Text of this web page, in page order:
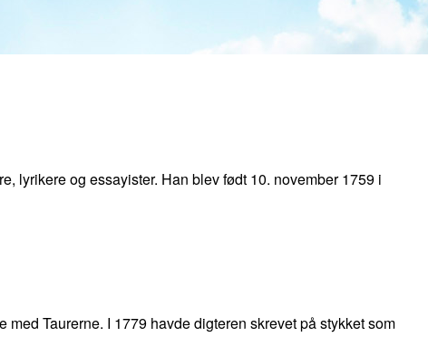
lyrikere og essayister. Han blev født 10. november 1759 i
Taurerne. I 1779 havde digteren skrevet på stykket som